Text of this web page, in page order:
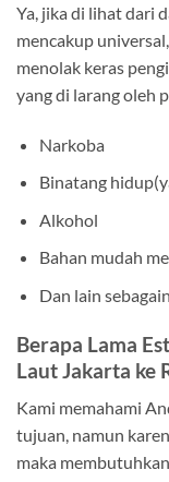
Ya, jika di lihat dari
mencakup
menolak keras
yang di larang oleh
Narkoba
Binatang
Alkohol
Bahan mudah
Dan lain
Berapa Lama
Laut Jakarta ke
Kami memahami
tujuan, namun
maka